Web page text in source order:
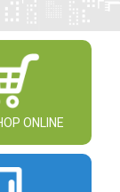
ONLINE